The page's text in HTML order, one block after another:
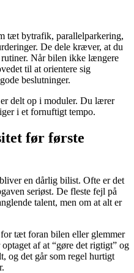
tæt bytrafik, parallelparkering,
De dele kræver, at du
Når bilen ikke længere
til at orientere sig
beslutninger.
delt op i moduler. Du lærer
i et fornuftigt tempo.
før første
en dårlig bilist. Ofte er det
seriøst. De fleste fejl på
talent, men om at alt er
tæt foran bilen eller glemmer
af at “gøre det rigtigt” og
og det går som regel hurtigt